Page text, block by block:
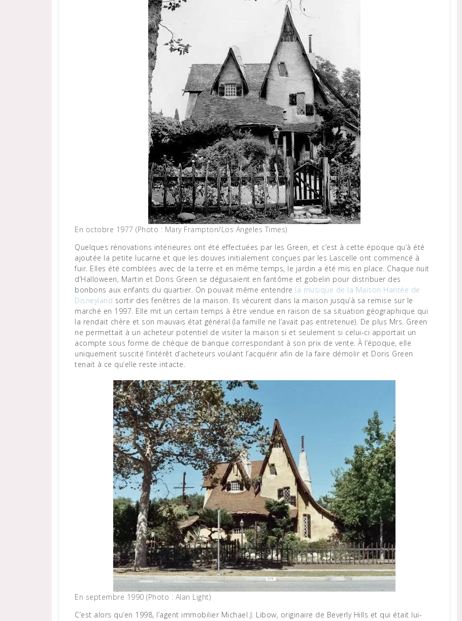
En octobre 1977 (Photo : Mary Frampton/Los Angeles Times)
Quelques rénovations intérieures ont été effectuées par les Green, et c’est à cette époque qu’à été
ajoutée la petite lucarne et que les douves initialement conçues par les Lascelle ont commencé à
fuir. Elles été comblées avec de la terre et en même temps, le jardin a été mis en place. Chaque nuit
d’Halloween, Martin et Doris Green se déguisaient en fantôme et gobelin pour distribuer des
bonbons aux enfants du quartier. On pouvait même entendre la musique de la Maison Hantée de
Disneyland sortir des fenêtres de la maison. Ils vécurent dans la maison jusqu’à sa remise sur le
marché en 1997. Elle mit un certain temps à être vendue en raison de sa situation géographique qui
la rendait chère et son mauvais état général (la famille ne l’avait pas entretenue). De plus Mrs. Green
ne permettait à un acheteur potentiel de visiter la maison si et seulement si celui-ci apportait un
acompte sous forme de chèque de banque correspondant à son prix de vente. À l’époque, elle
uniquement suscité l’intérêt d’acheteurs voulant l’acquérir afin de la faire démolir et Doris Green
tenait à ce qu’elle reste intacte.
En septembre 1990 (Photo : Alan Light)
C’est alors qu’en 1998, l’agent immobilier Michael J. Libow, originaire de Beverly Hills et qui était lui-